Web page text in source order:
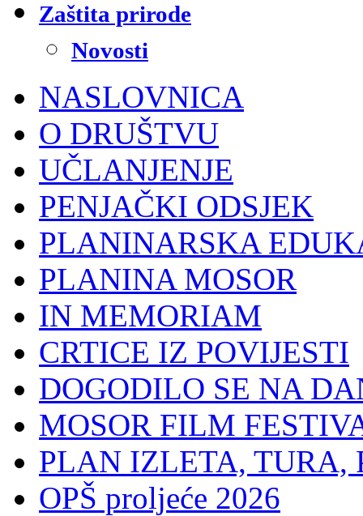
Zaštita prirode
Novosti
NASLOVNICA
O DRUŠTVU
UČLANJENJE
PENJAČKI ODSJEK
PLANINARSKA
PLANINA MOSOR
IN MEMORIAM
CRTICE IZ POVIJESTI
DOGODILO SE NA
MOSOR FILM
PLAN IZLETA, TURA,
OPŠ proljeće 2026